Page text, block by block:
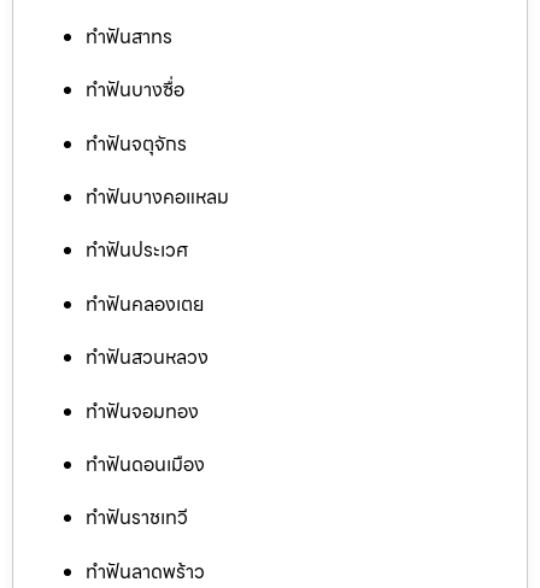
ทำฟันสาทร
ทำฟันบางซื่อ
ทำฟันจตุจักร
ทำฟันบางคอแหลม
ทำฟันประเวศ
ทำฟันคลองเตย
ทำฟันสวนหลวง
ทำฟันจอมทอง
ทำฟันดอนเมือง
ทำฟันราชเทวี
ทำฟันลาดพร้าว